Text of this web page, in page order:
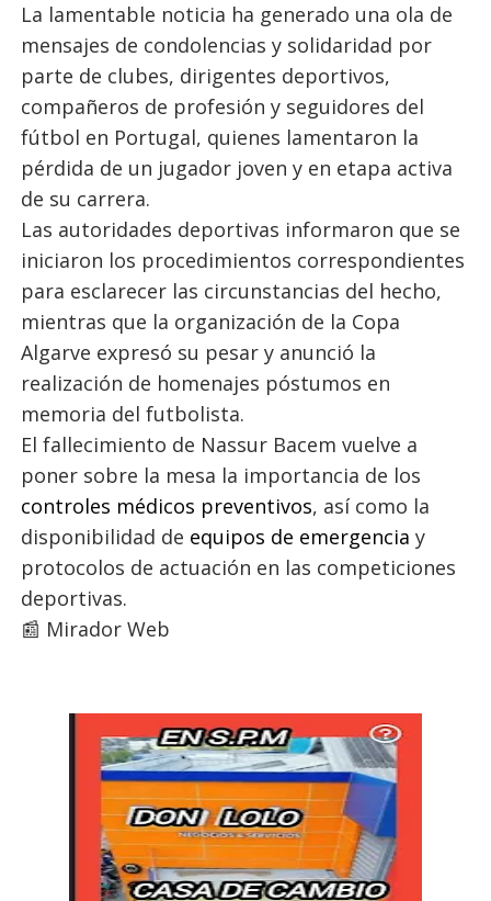
La lamentable noticia ha generado una ola de
mensajes de condolencias y solidaridad por
parte de clubes, dirigentes deportivos,
compañeros de profesión y seguidores del
fútbol en Portugal, quienes lamentaron la
pérdida de un jugador joven y en etapa activa
de su carrera.
Las autoridades deportivas informaron que se
iniciaron los procedimientos correspondientes
para esclarecer las circunstancias del hecho,
mientras que la organización de la Copa
Algarve expresó su pesar y anunció la
realización de homenajes póstumos en
memoria del futbolista.
El fallecimiento de Nassur Bacem vuelve a
poner sobre la mesa la importancia de los
controles médicos preventivos, así como la
disponibilidad de equipos de emergencia y
protocolos de actuación en las competiciones
deportivas.
📰 Mirador Web